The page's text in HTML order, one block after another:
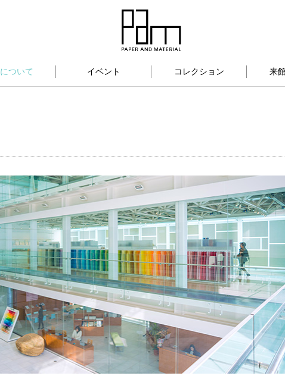
について イベント コレクション 来